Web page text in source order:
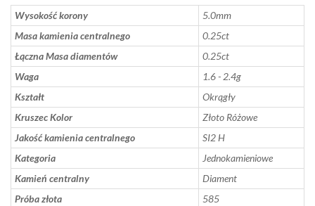
Wysokość korony
5.0mm
Masa kamienia centralnego
0.25ct
Łączna Masa diamentów
0.25ct
Waga
1.6 - 2.4g
Kształt
Okrągły
Kruszec Kolor
Złoto Różowe
Jakość kamienia centralnego
SI2 H
Kategoria
Jednokamieniowe
Kamień centralny
Diament
Próba złota
585